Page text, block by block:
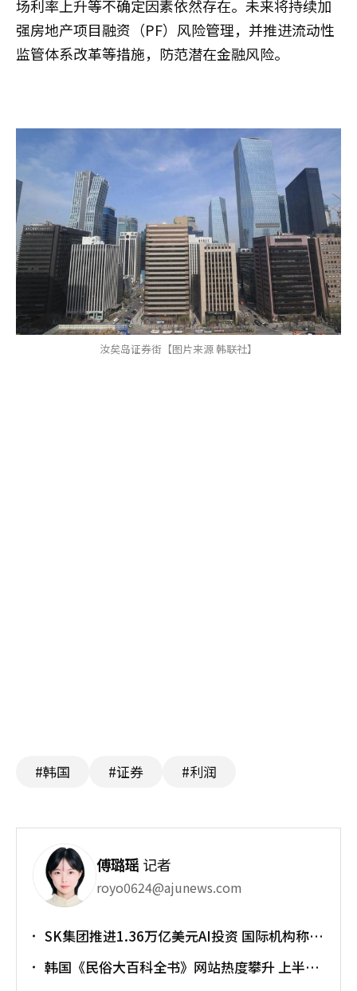
场利率上升等不确定因素依然存在。未来将持续加
强房地产项目融资（PF）风险管理，并推进流动性
监管体系改革等措施，防范潜在金融风险。
汝矣岛证券街【图片来源 韩联社】
#韩国 #证券 #利润
傅璐瑶 记者
royo0624@ajunews.com
SK集团推进1.36万亿美元AI投资 国际机构称将
韩国《民俗大百科全书》网站热度攀升 上半年